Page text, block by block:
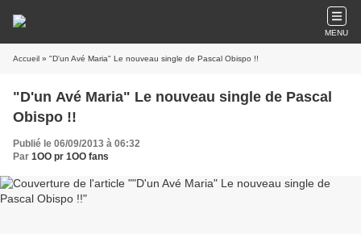
MENU
Accueil » "D'un Avé Maria" Le nouveau single de Pascal Obispo !!
"D'un Avé Maria" Le nouveau single de Pascal
Obispo !!
Publié le 06/09/2013 à 06:32
Par 1OO pr 1OO fans